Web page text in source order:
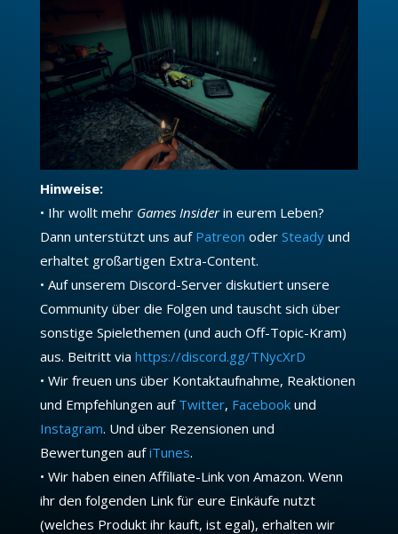
Hinweise:
• Ihr wollt mehr Games Insiderin eurem Leben?
Dann unterstützt uns auf Patreon oder Steadyund
erhaltet großartigen Extra-Content.
• Auf unserem Discord-Server diskutiert unsere
Community über die Folgen und tauscht sich über
sonstige Spielethemen (und auch Off-Topic-Kram)
aus. Beitritt via https://discord.gg/TNycXrD
• Wir freuen uns über Kontaktaufnahme, Reaktionen
und Empfehlungen auf Twitter, Facebookund
Instagram. Und über Rezensionen und
Bewertungen aufiTunes.
• Wir haben einen Affiliate-Link von Amazon. Wenn
ihr den folgenden Link für eure Einkäufe nutzt
(welches Produkt ihr kauft, ist egal), erhalten wir